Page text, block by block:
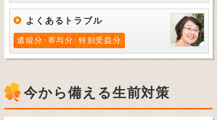
よくあるトラブル
遺留分･寄与分･特別受益分
今から備える生前対策